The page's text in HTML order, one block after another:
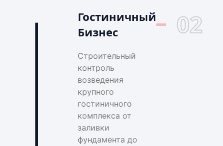
Гостиничный
Бизнес
02
Строительный
контроль
возведения
крупного
гостиничного
комплекса от
заливки
фундамента до